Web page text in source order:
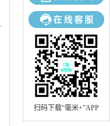
扫码下载“毫米+”APP